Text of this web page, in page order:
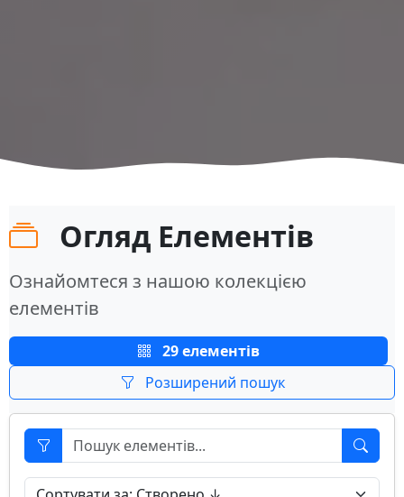
Огляд Елементів
Ознайомтеся з нашою колекцією
елементів
29 елементів
Розширений пошук